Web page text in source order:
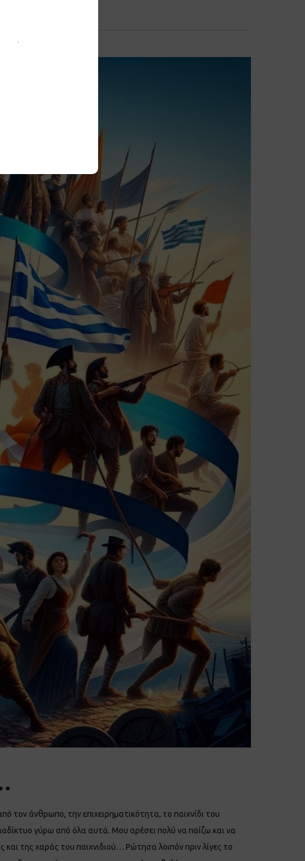
τον άνθρωπο, την επιχειρηματικότητα, το παιχνίδι του
γύρω από όλα αυτά. Μου αρέσει πολύ να παίζω και να
της χαράς του παιχνιδιού… Ρώτησα λοιπόν πριν λίγες το